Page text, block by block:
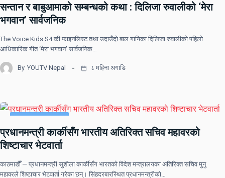
सन्तान र बाबुआमाको सम्बन्धको कथा : दिलिजा रुवालीको ‘मेरा
भगवान’ सार्वजनिक
The Voice Kids S4 की फाइनलिस्ट तथा उदाउँदो बाल गायिका दिलिजा रुवालीको पहिलो
आधिकारिक गीत ‘मेरा भगवान’ सार्वजनिक…
By YOUTV Nepal ८ महिना अगाडि
UNCATEGORIZED
प्रधानमन्त्री कार्कीसँग भारतीय अतिरिक्त सचिव महावरको
शिष्टाचार भेटवार्ता
काठमाडौँ — प्रधानमन्त्री सुशीला कार्कीसँग भारतको विदेश मन्त्रालयका अतिरिक्त सचिव मुनु
महावरले शिष्टाचार भेटवार्ता गरेका छन्। सिंहदरबारस्थित प्रधानमन्त्रीको…